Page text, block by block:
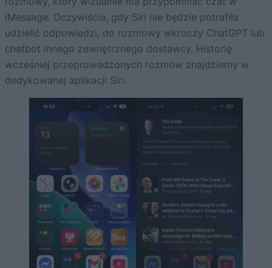
iMessage. Oczywiście, gdy Siri nie będzie potrafiła
udzielić odpowiedzi, do rozmowy wkroczy ChatGPT lub
chatbot innego zewnętrznego dostawcy. Historię
wcześniej przeprowadzonych rozmów znajdziemy w
dedykowanej aplikacji Siri.